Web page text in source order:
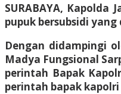
SURABAYA,
pupuk bersubsidi
Dengan didampingi
Madya Fungsional
perintah Bapak
perintah bapak